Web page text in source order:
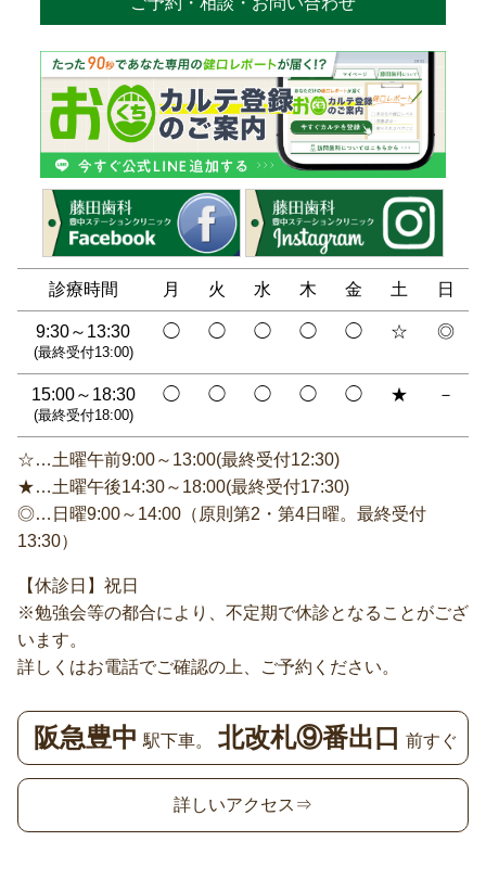
診療時間 月 火 水 木 金 土 日
9:30～13:30
(最終受付13:00)
◯ ◯ ◯ ◯ ◯ ☆ ◎
15:00～18:30
(最終受付18:00)
◯ ◯ ◯ ◯ ◯ ★ －
☆…土曜午前9:00～13:00(最終受付12:30)
★…土曜午後14:30～18:00(最終受付17:30)
◎…日曜9:00～14:00（原則第2・第4日曜。最終受付
13:30）
【休診日】祝日
※勉強会等の都合により、不定期で休診となることがござ
います。
詳しくはお電話でご確認の上、ご予約ください。
阪急豊中 駅下車。 北改札⑨番出口 前すぐ
詳しいアクセス⇒